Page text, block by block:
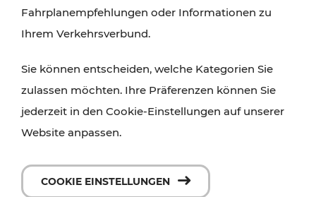
Fahrplanempfehlungen oder Informationen zu
Ihrem Verkehrsverbund.
Sie können entscheiden, welche Kategorien Sie
zulassen möchten. Ihre Präferenzen können Sie
jederzeit in den Cookie-Einstellungen auf unserer
Website anpassen.
COOKIE EINSTELLUNGEN